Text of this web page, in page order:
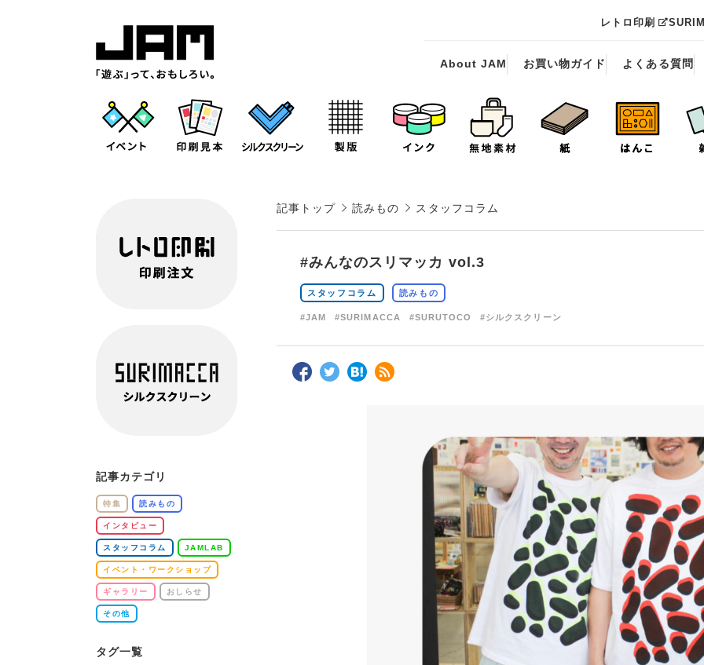
レトロ印刷
About JAM お買い物ガイド よくある質問
記事トップ 読みもの スタッフコラム
#みんなのスリマッカ vol.3
スタッフコラム 読みもの
#JAM #SURIMACCA #SURUTOCO #シルクスクリーン
記事カテゴリ
特集 読みもの
インタビュー
スタッフコラム JAMLAB
イベント・ワークショップ
ギャラリー おしらせ
その他
タグ一覧